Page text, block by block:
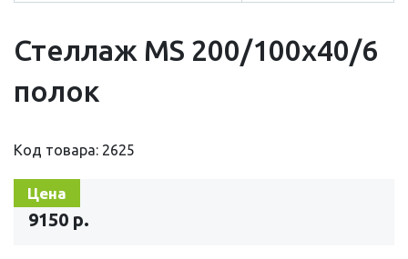
Стеллаж MS 200/100х40/6
полок
Код товара: 2625
Цена
9150 р.